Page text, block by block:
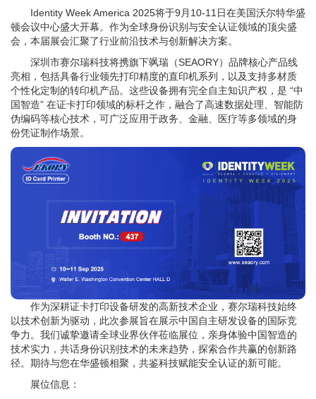
Identity Week America 2025将于9月10-11日在美国沃尔特华盛
顿会议中心盛大开幕。作为全球身份识别与安全认证领域的顶尖盛
会，本届展会汇聚了行业前沿技术与创新解决方案。
深圳市赛尔瑞科技将携旗下飒瑞（SEAORY）品牌核心产品线
亮相，包括具备行业领先打印精度的直印机系列，以及支持多材质
个性化定制的转印机产品。这些设备拥有完全自主知识产权，是 “中
国智造” 在证卡打印领域的标杆之作，融合了高速数据处理、智能防
伪编码等核心技术，可广泛应用于政务、金融、医疗等多领域的身
份凭证制作场景。
作为深耕证卡打印设备研发的高新技术企业，赛尔瑞科技始终
以技术创新为驱动，此次参展旨在展示中国自主研发设备的国际竞
争力。我们诚挚邀请全球业界伙伴莅临展位，亲身体验中国智造的
技术实力，共话身份识别技术的未来趋势，探索合作共赢的创新路
径。期待与您在华盛顿相聚，共鉴科技赋能安全认证的新可能。
展位信息：